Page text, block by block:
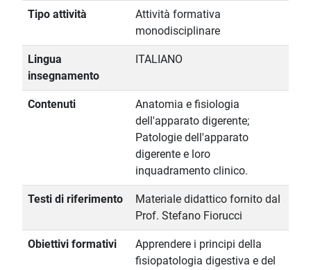
Tipo attività
Attività formativa
monodisciplinare
Lingua
insegnamento
ITALIANO
Contenuti
Anatomia e fisiologia
dell'apparato digerente;
Patologie dell'apparato
digerente e loro
inquadramento clinico.
Testi di riferimento
Materiale didattico fornito dal
Prof. Stefano Fiorucci
Obiettivi formativi
Apprendere i principi della
fisiopatologia digestiva e del